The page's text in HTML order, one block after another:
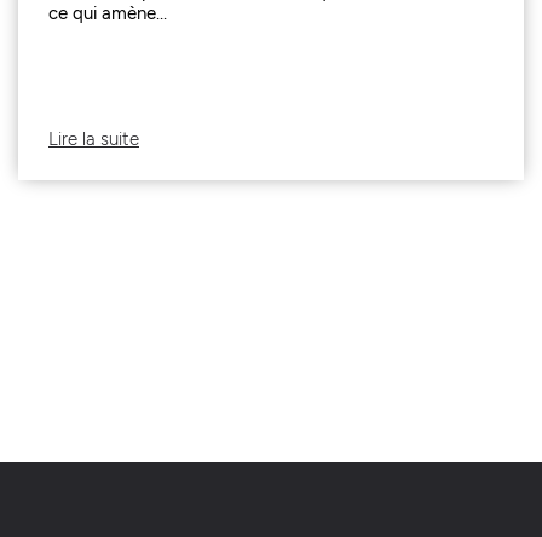
ce qui amène...
Lire la suite